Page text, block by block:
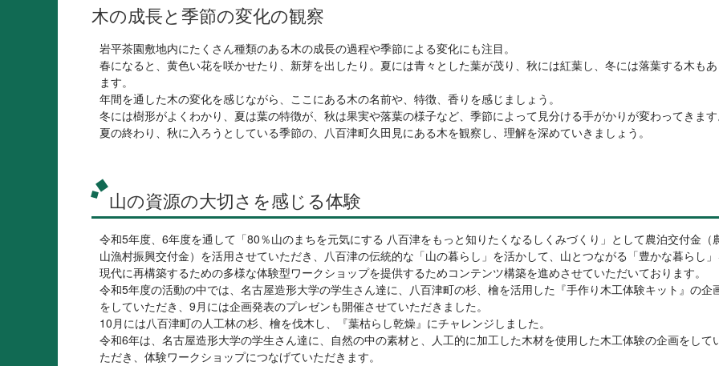
木の成長と季節の変化の観察
岩平茶園敷地内にたくさん種類のある木の成長の過程や季節による変化にも注目。
春になると、黄色い花を咲かせたり、新芽を出したり。夏には青々とした葉が茂り、秋には紅葉し、冬には落葉する木も
ます。
年間を通した木の変化を感じながら、ここにある木の名前や、特徴、香りを感じましょう。
冬には樹形がよくわかり、夏は葉の特徴が、秋は果実や落葉の様子など、季節によって見分ける手がかりが変わってきま
夏の終わり、秋に入ろうとしている季節の、八百津町久田見にある木を観察し、理解を深めていきましょう。
山の資源の大切さを感じる体験
令和5年度、6年度を通して「80％山のまちを元気にする 八百津をもっと知りたくなるしくみづくり」として農泊交付金（
山漁村振興交付金）を活用させていただき、八百津の伝統的な「山の暮らし」を活かして、山とつながる「豊かな暮らし
現代に再構築するための多様な体験型ワークショップを提供するためコンテンツ構築を進めさせていただいております。
令和5年度の活動の中では、名古屋造形大学の学生さん達に、八百津町の杉、檜を活用した『手作り木工体験キット』の企
をしていただき、9月には企画発表のプレゼンも開催させていただきました。
10月には八百津町の人工林の杉、檜を伐木し、『葉枯らし乾燥』にチャレンジしました。
令和6年は、名古屋造形大学の学生さん達に、自然の中の素材と、人工的に加工した木材を使用した木工体験の企画をして
ただき、体験ワークショップにつなげていただきます。